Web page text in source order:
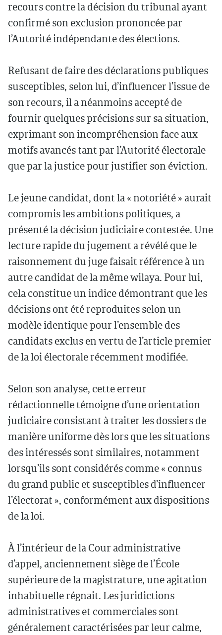
recours contre la décision du tribunal ayant
confirmé son exclusion prononcée par
l’Autorité indépendante des élections.
Refusant de faire des déclarations publiques
susceptibles, selon lui, d’influencer l’issue de
son recours, il a néanmoins accepté de
fournir quelques précisions sur sa situation,
exprimant son incompréhension face aux
motifs avancés tant par l’Autorité électorale
que par la justice pour justifier son éviction.
Le jeune candidat, dont la « notoriété » aurait
compromis les ambitions politiques, a
présenté la décision judiciaire contestée. Une
lecture rapide du jugement a révélé que le
raisonnement du juge faisait référence à un
autre candidat de la même wilaya. Pour lui,
cela constitue un indice démontrant que les
décisions ont été reproduites selon un
modèle identique pour l’ensemble des
candidats exclus en vertu de l’article premier
de la loi électorale récemment modifiée.
Selon son analyse, cette erreur
rédactionnelle témoigne d’une orientation
judiciaire consistant à traiter les dossiers de
manière uniforme dès lors que les situations
des intéressés sont similaires, notamment
lorsqu’ils sont considérés comme « connus
du grand public et susceptibles d’influencer
l’électorat », conformément aux dispositions
de la loi.
À l’intérieur de la Cour administrative
d’appel, anciennement siège de l’École
supérieure de la magistrature, une agitation
inhabituelle régnait. Les juridictions
administratives et commerciales sont
généralement caractérisées par leur calme,